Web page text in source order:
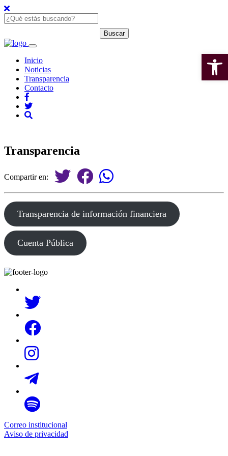
Inicio
Noticias
Transparencia
Contacto
Transparencia
Compartir en:
Transparencia de información financiera
Cuenta Pública
Correo institucional
Aviso de privacidad